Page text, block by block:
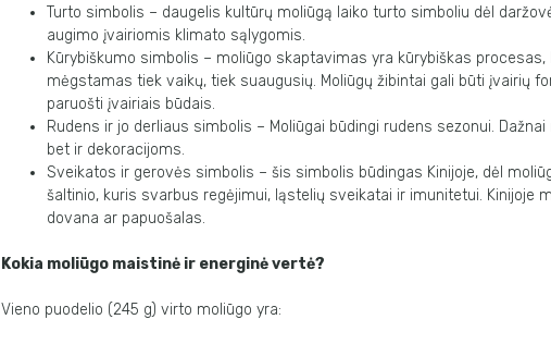
Turto simbolis – daugelis kultūrų moliūgą laiko turto simboliu dėl
augimo įvairiomis klimato sąlygomis.
Kūrybiškumo simbolis – moliūgo skaptavimas yra kūrybiškas procesas,
mėgstamas tiek vaikų, tiek suaugusių. Moliūgų žibintai gali būti įvairių
paruošti įvairiais būdais.
Rudens ir jo derliaus simbolis – Moliūgai būdingi rudens sezonui.
bet ir dekoracijoms.
Sveikatos ir gerovės simbolis – šis simbolis būdingas Kinijoje, dėl
šaltinio, kuris svarbus regėjimui, ląstelių sveikatai ir imunitetui. Kinijoje
dovana ar papuošalas.
Kokia moliūgo maistinė ir energinė vertė?
Vieno puodelio (245 g) virto moliūgo yra: